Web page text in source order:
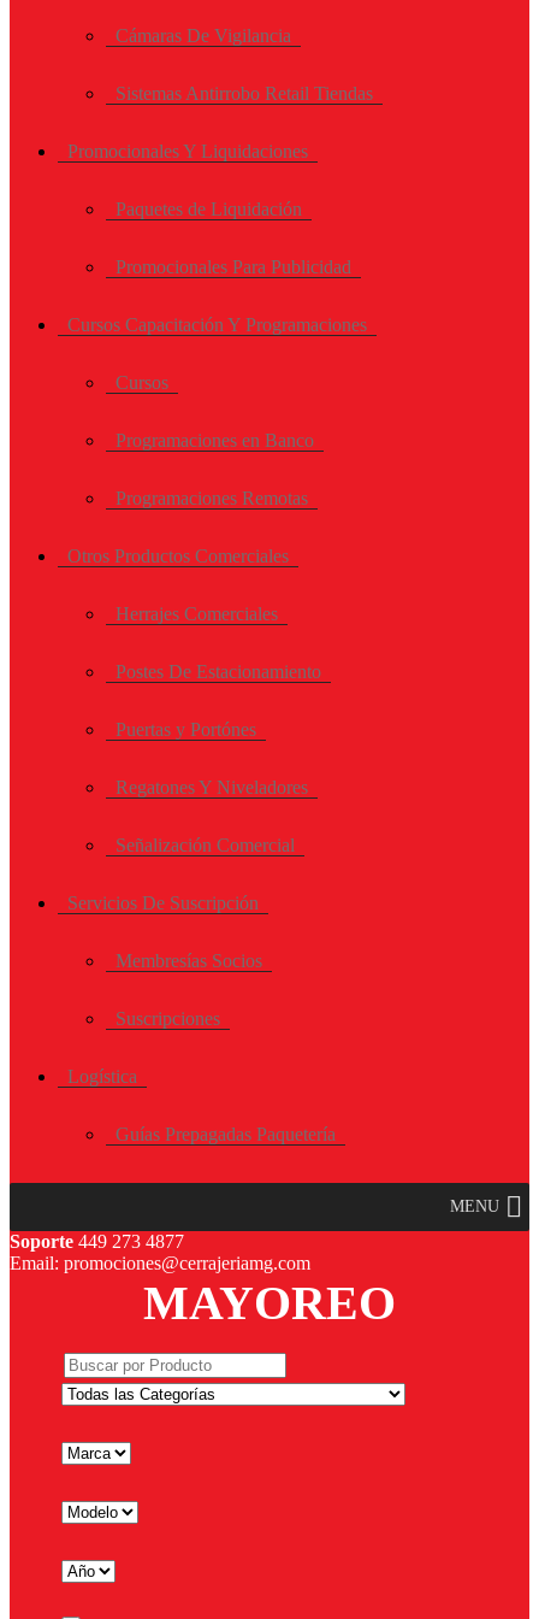
Cámaras De Vigilancia
Sistemas Antirrobo Retail Tiendas
Promocionales Y Liquidaciones
Paquetes de Liquidación
Promocionales Para Publicidad
Cursos Capacitación Y Programaciones
Cursos
Programaciones en Banco
Programaciones Remotas
Otros Productos Comerciales
Herrajes Comerciales
Postes De Estacionamiento
Puertas y Portónes
Regatones Y Niveladores
Señalización Comercial
Servicios De Suscripción
Membresías Socios
Suscripciones
Logística
Guías Prepagadas Paquetería
MENU
Soporte 449 273 4877
Email: promociones@cerrajeriamg.com
MAYOREO